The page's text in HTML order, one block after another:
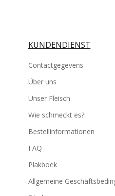
KUNDENDIENST
Contactgegevens
Über uns
Unser Fleisch
Wie schmeckt es?
Bestellinformationen
FAQ
Plakboek
Allgemeine